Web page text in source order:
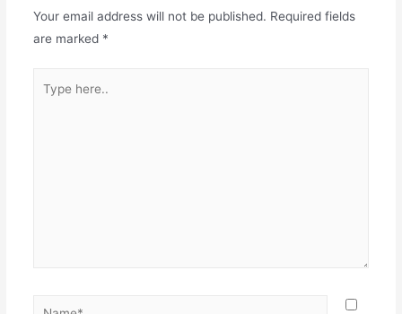
Your email address will not be published. Required fields
are marked *
here..
Name*